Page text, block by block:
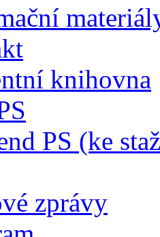
knihovna
PS (ke
zprávy